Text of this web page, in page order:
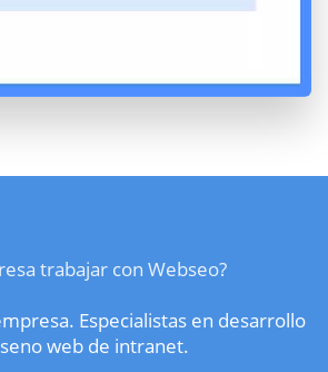
trabajar con Webseo?
Especialistas en desarrollo
web de intranet.